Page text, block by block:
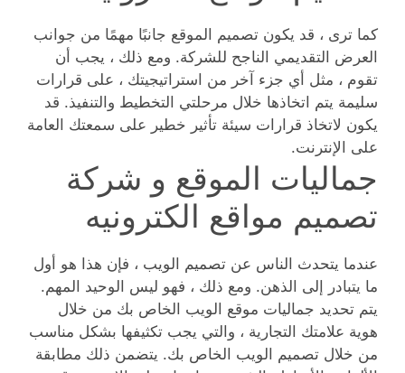
كما ترى ، قد يكون تصميم الموقع جانبًا مهمًا من جوانب
العرض التقديمي الناجح للشركة. ومع ذلك ، يجب أن
تقوم ، مثل أي جزء آخر من استراتيجيتك ، على قرارات
سليمة يتم اتخاذها خلال مرحلتي التخطيط والتنفيذ. قد
يكون لاتخاذ قرارات سيئة تأثير خطير على سمعتك العامة
على الإنترنت.
جماليات الموقع و شركة
تصميم مواقع الكترونيه
عندما يتحدث الناس عن تصميم الويب ، فإن هذا هو أول
ما يتبادر إلى الذهن. ومع ذلك ، فهو ليس الوحيد المهم.
يتم تحديد جماليات موقع الويب الخاص بك من خلال
هوية علامتك التجارية ، والتي يجب تكثيفها بشكل مناسب
من خلال تصميم الويب الخاص بك. يتضمن ذلك مطابقة